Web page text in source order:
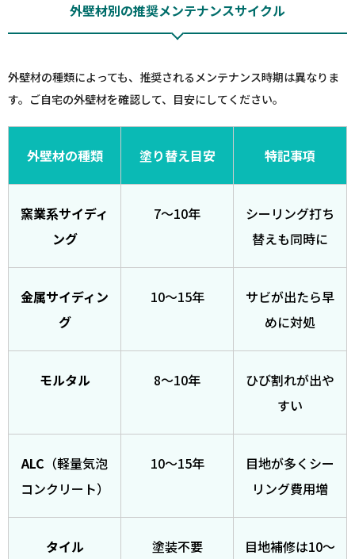
外壁材別の推奨メンテナンスサイクル
外壁材の種類によっても、推奨されるメンテナンス時期は異なりま
す。ご自宅の外壁材を確認して、目安にしてください。
外壁材の種類 塗り替え目安 特記事項
窯業系サイディ
ング
7〜10年
シーリング打ち
替えも同時に
金属サイディン
グ
10〜15年
サビが出たら早
めに対処
モルタル 8〜10年
ひび割れが出や
すい
ALC （軽量気泡
コンクリート）
10〜15年
目地が多くシー
リング費用増
タイル 塗装不要 目地補修は10〜